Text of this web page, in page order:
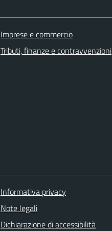
Imprese e commercio
Tributi, finanze e contravvenzioni
Informativa privacy
Note legali
Dichiarazione di accessibilità